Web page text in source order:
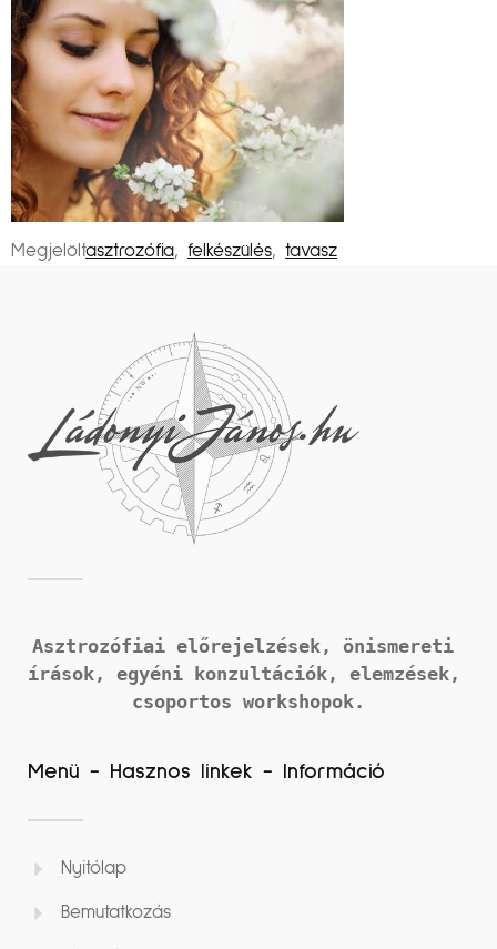
Megjelöltasztrozófia, felkészülés, tavasz
Asztrozófiai előrejelzések, önismereti
írások,
csoportos workshopok.
Menü - Hasznos linkek - Információ
Nyitólap
Bemutatkozás